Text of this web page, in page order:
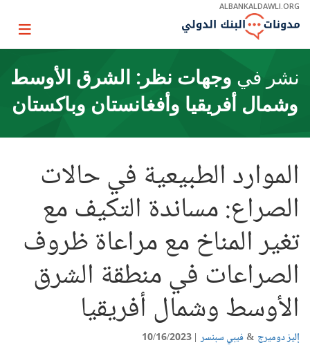
Skip
Main
ALBANKALDAWLI.ORG
Page
نشر في وجهات نظر: الشرق الأوسط
وشمال أفريقيا وأفغانستان وباكستان
الموارد الطبيعية في حالات
الصراع: مساندة التكيف مع
تغير المناخ مع مراعاة ظروف
الصراعات في منطقة الشرق
الأوسط وشمال أفريقيا
إليز دوميرج فيبي سبنسر 10/16/2023